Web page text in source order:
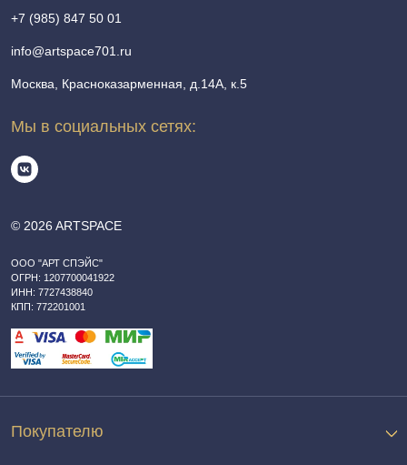
© 2026 ARTSPACE
ООО "АРТ СПЭЙС"
ОГРН: 1207700041922
ИНН: 7727438840
КПП: 772201001
Покупателю
+7 (985) 847 50 01
info@artspace701.ru
Москва, Красноказарменная, д.14А, к.5
Мы в социальных сетях: